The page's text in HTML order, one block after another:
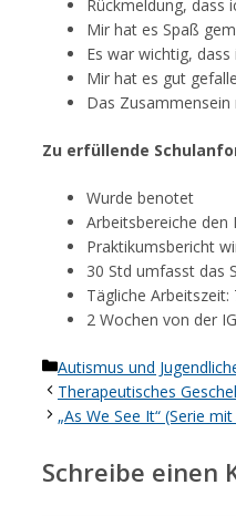
Rückmeldung, dass
Mir hat es Spaß
Es war wichtig,
Mir hat es gut
Das Zusammensein
Zu erfüllende
Wurde benotet
Arbeitsbereiche den
Praktikumsbericht
30 Std umfasst das
Tägliche
2 Wochen von der
Kategorien
Autismus und
Therapeutisches
„As We See It“ (Serie
Schreibe einen